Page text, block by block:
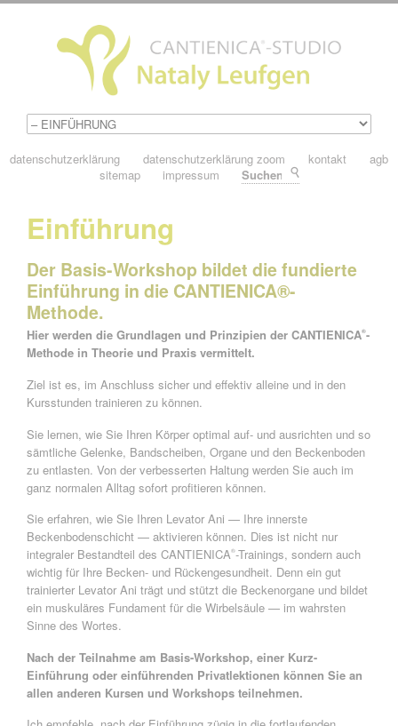
datenschutzerklärung datenschutzerklärung zoom kontakt
agb
sitemap
impressum
Einführung
Der Basis-Workshop bildet die fundierte
Einführung in die CANTIENICA®-
Methode.
Hier werden die Grundlagen und Prinzipien der CANTIENICA®-
Methode in Theorie und Praxis vermittelt.
Ziel ist es, im Anschluss sicher und effektiv alleine und in den
Kursstunden trainieren zu können.
Sie lernen, wie Sie Ihren Körper optimal auf- und ausrichten und so
sämtliche Gelenke, Bandscheiben, Organe und den Beckenboden
zu entlasten. Von der verbesserten Haltung werden Sie auch im
ganz normalen Alltag sofort profitieren können.
Sie erfahren, wie Sie Ihren Levator Ani — Ihre innerste
Beckenbodenschicht — aktivieren können. Dies ist nicht nur
integraler Bestandteil des CANTIENICA®-Trainings, sondern auch
wichtig für Ihre Becken- und Rückengesundheit. Denn ein gut
trainierter Levator Ani trägt und stützt die Beckenorgane und bildet
ein muskuläres Fundament für die Wirbelsäule — im wahrsten
Sinne des Wortes.
Nach der Teilnahme am Basis-Workshop, einer Kurz-
Einführung oder einführenden Privatlektionen können Sie an
allen anderen Kursen und Workshops teilnehmen.